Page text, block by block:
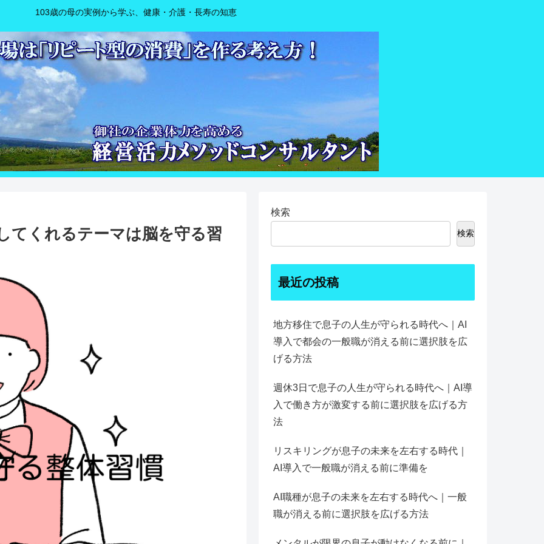
103歳の母の実例から学ぶ、健康・介護・長寿の知恵
てくれるテーマは脳を守る習
検索
検索
最近の投稿
地方移住で息子の人生が守られる時代へ｜AI
導入で都会の一般職が消える前に選択肢を広
げる方法
週休3日で息子の人生が守られる時代へ｜AI導
入で働き方が激変する前に選択肢を広げる方
法
リスキリングが息子の未来を左右する時代｜
AI導入で一般職が消える前に準備を
AI職種が息子の未来を左右する時代へ｜一般
職が消える前に選択肢を広げる方法